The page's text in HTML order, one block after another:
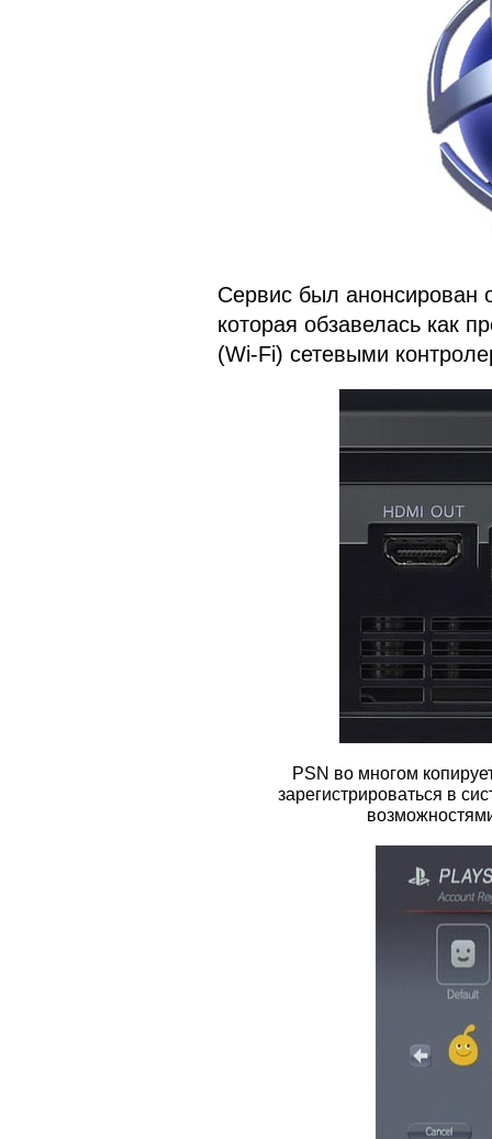
Сервис был анонсирован
которая обзавелась как
(Wi-Fi) сетевыми
PSN во многом
зарегистрироваться в